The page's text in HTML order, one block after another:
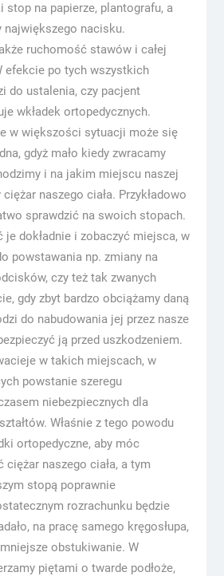
stop na papierze, plantografu, a
nacisku.
ruchomość stawów i całej
efekcie po tych wszystkich
do ustalenia, czy pacjent
wkładek ortopedycznych.
w większości sytuacji może się
gdyż mało kiedy zwracamy
i na jakim miejscu naszej
naszego ciała. Przykładowo
sprawdzić na swoich stopach.
je dokładnie i zobaczyć miejsca, w
powstawania np. zmiany na
czy też tak zwanych
gdy zbyt bardzo obciążamy daną
do nabudowania jej przez nasze
ją przed uszkodzeniem.
w takich miejscach, w
powstanie szeregu
niebezpiecznych dla
Właśnie z tego powodu
ortopedyczne, aby móc
ciężar naszego ciała, a tym
stopą poprawnie
rozrachunku będzie
na pracę samego kręgosłupa,
obstukiwanie. W
piętami o twarde podłoże,